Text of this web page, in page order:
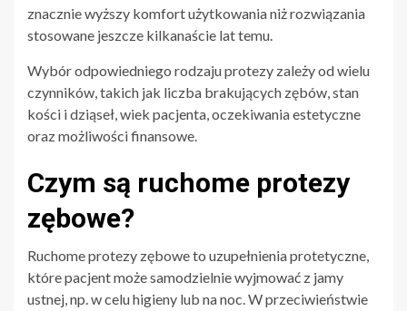
znacznie wyższy komfort użytkowania niż rozwiązania
stosowane jeszcze kilkanaście lat temu.
Wybór odpowiedniego rodzaju protezy zależy od wielu
czynników, takich jak liczba brakujących zębów, stan
kości i dziąseł, wiek pacjenta, oczekiwania estetyczne
oraz możliwości finansowe.
Czym są ruchome protezy
zębowe?
Ruchome protezy zębowe to uzupełnienia protetyczne,
które pacjent może samodzielnie wyjmować z jamy
ustnej, np. w celu higieny lub na noc. W przeciwieństwie